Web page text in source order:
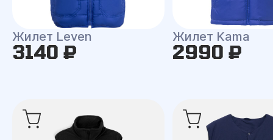
Жилет Leven
3140 ₽
Жилет Kama
2990 ₽